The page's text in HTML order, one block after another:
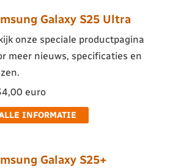
Galaxy S25 Ultra
onze speciale productpagina
meer nieuws, specificaties en
euro
INFORMATIE
Galaxy S25+